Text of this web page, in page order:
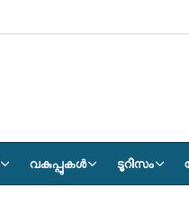
വകുപ്പുകള്‍ ടൂറിസം